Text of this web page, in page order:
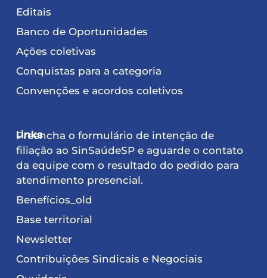
Editais
Banco de Oportunidades
Ações coletivas
Conquistas para a categoria
Convenções e acordos coletivos
Links
Preencha o formulário de intenção de
filiação ao SinSaúdeSP e aguarde o contato
da equipe com o resultado do pedido para
atendimento presencial.
Benefícios_old
Base territorial
Newsletter
Contribuições Sindicais e Negociais